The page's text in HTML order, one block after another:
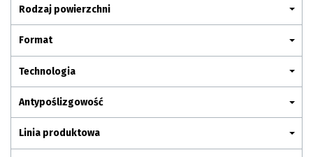
Rodzaj powierzchni
Format
Technologia
Antypoślizgowość
Linia produktowa
Komunikacja z akcjonariuszami